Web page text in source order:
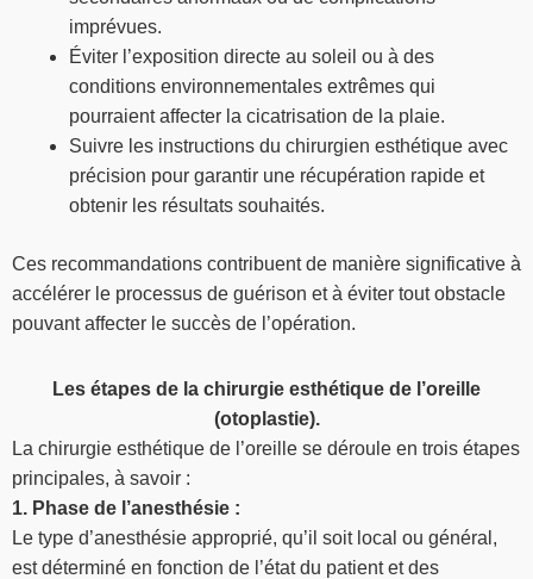
imprévues.
Éviter l’exposition directe au soleil ou à des
conditions environnementales extrêmes qui
pourraient affecter la cicatrisation de la plaie.
Suivre les instructions du chirurgien esthétique avec
précision pour garantir une récupération rapide et
obtenir les résultats souhaités.
Ces recommandations contribuent de manière significative à
accélérer le processus de guérison et à éviter tout obstacle
pouvant affecter le succès de l’opération.
Les étapes de la chirurgie esthétique de l’oreille
(otoplastie).
La chirurgie esthétique de l’oreille se déroule en trois étapes
principales, à savoir :
1. Phase de l’anesthésie :
Le type d’anesthésie approprié, qu’il soit local ou général,
est déterminé en fonction de l’état du patient et des